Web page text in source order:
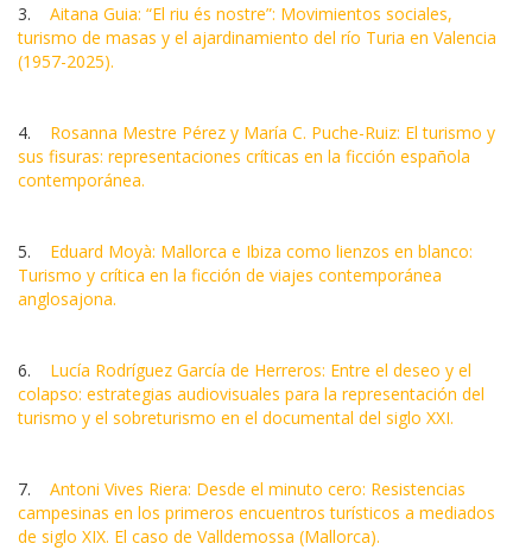
3. Aitana Guia: “El riu és nostre”: Movimientos sociales,
turismo de masas y el ajardinamiento del río Turia en Valencia
(1957-2025).
4. Rosanna Mestre Pérez y María C. Puche-Ruiz: El turismo y
sus fisuras: representaciones críticas en la ficción española
contemporánea.
5. Eduard Moyà: Mallorca e Ibiza como lienzos en blanco:
Turismo y crítica en la ficción de viajes contemporánea
anglosajona.
6. Lucía Rodríguez García de Herreros: Entre el deseo y el
colapso: estrategias audiovisuales para la representación del
turismo y el sobreturismo en el documental del siglo XXI.
7. Antoni Vives Riera: Desde el minuto cero: Resistencias
campesinas en los primeros encuentros turísticos a mediados
de siglo XIX. El caso de Valldemossa (Mallorca).